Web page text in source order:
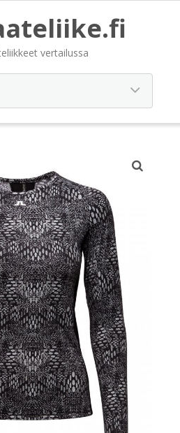
vertailussa